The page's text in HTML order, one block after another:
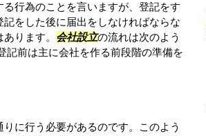
行為のことを言いますが、登記をす
をした後に届出をしなければならな
あります。 会社設立の流れは次のよう
記前は主に会社を作る前段階の準備を
に行う必要があるのです。このよう